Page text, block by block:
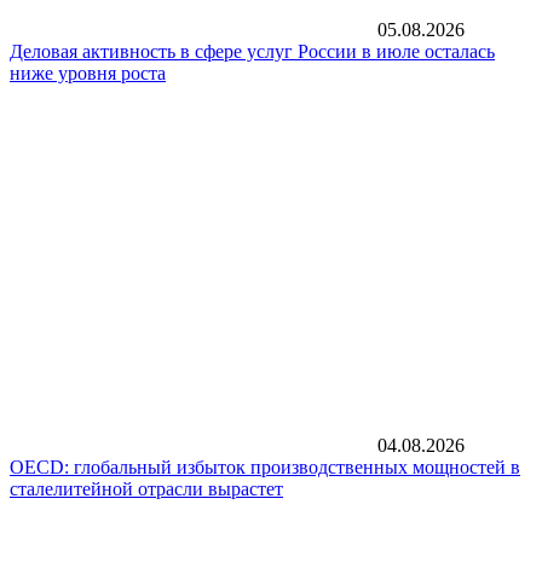
05.08.2026
Деловая активность в сфере услуг России в июле осталась
ниже уровня роста
04.08.2026
OECD: глобальный избыток производственных мощностей в
сталелитейной отрасли вырастет